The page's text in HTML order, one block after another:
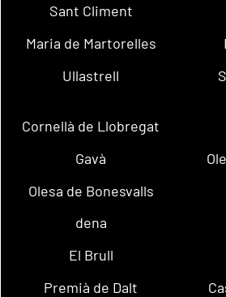
Sant Climent
Maria de Martorelles
Ullastrell
Cornellà de Llobregat
Gavà
Olesa de Bonesvalls
dena
El Brull
Premià de Dalt